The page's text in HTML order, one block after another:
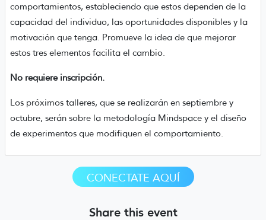
comportamientos, estableciendo que estos dependen de la
capacidad del individuo, las oportunidades disponibles y la
motivación que tenga. Promueve la idea de que mejorar
estos tres elementos facilita el cambio.
No requiere inscripción.
Los próximos talleres, que se realizarán en septiembre y
octubre, serán sobre la metodología Mindspace y el diseño
de experimentos que modifiquen el comportamiento.
CONECTATE AQUÍ
Share this event